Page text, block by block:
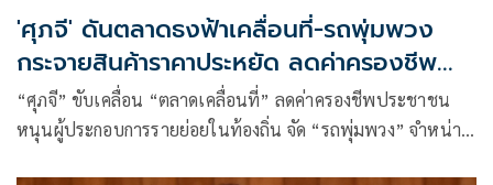
'ศุภจี' ดันตลาดธงฟ้าเคลื่อนที่-รถพุ่มพวง
กระจายสินค้าราคาประหยัด ลดค่าครองชีพ
ประชาชน
“ศุภจี” ขับเคลื่อน “ตลาดเคลื่อนที่” ลดค่าครองชีพประชาชน
หนุนผู้ประกอบการรายย่อยในท้องถิ่น จัด “รถพุ่มพวง” จำหน่าย